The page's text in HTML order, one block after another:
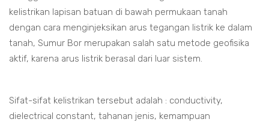
kelistrikan lapisan batuan di bawah permukaan tanah
dengan cara menginjeksikan arus tegangan listrik ke dalam
tanah, Sumur Bor merupakan salah satu metode geofisika
aktif, karena arus listrik berasal dari luar sistem.
Sifat-sifat kelistrikan tersebut adalah : conductivity,
dielectrical constant, tahanan jenis, kemampuan